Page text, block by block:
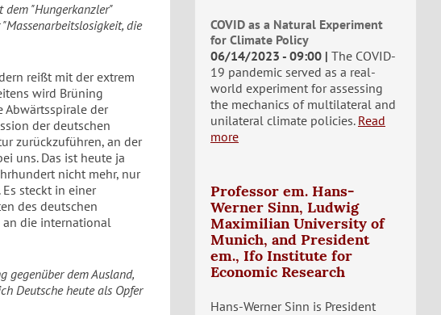
"Hungerkanzler"
die
reißt mit der extrem
wird Brüning
Abwärtsspirale der
der deutschen
zurückzuführen, an der
uns. Das ist heute ja
nicht mehr, nur
steckt in einer
des deutschen
an die international
gegenüber dem Ausland,
Deutsche heute als Opfer
COVID as a Natural Experiment
for Climate Policy
06/14/2023 - 09:00 The COVID-
19 pandemic served as a real-
world experiment for assessing
the mechanics of multilateral and
unilateral climate policies. Read
more
Professor em. Hans-
Werner Sinn, Ludwig
Maximilian University of
Munich, and President
em., Ifo Institute for
Economic Research
Hans-Werner Sinn is President